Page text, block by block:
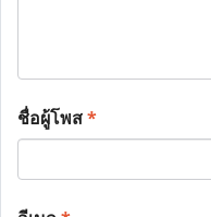
ชื่อผู้โพส*